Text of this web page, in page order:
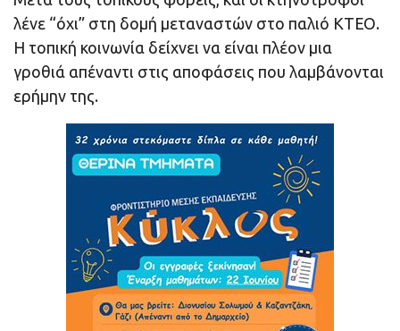
λένε “όχι” στη δομή μεταναστών στο παλιό ΚΤΕΟ.
Η τοπική κοινωνία δείχνει να είναι πλέον μια
γροθιά απέναντι στις αποφάσεις που λαμβάνονται
ερήμην της.